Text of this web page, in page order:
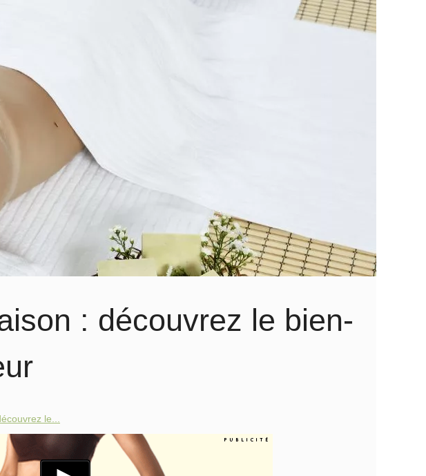
: découvrez le bien-
le...